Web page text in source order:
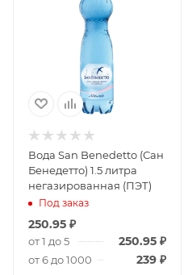
Вода San Benedetto (Сан
Бенедетто) 1.5 литра
негазированная (ПЭТ)
Под заказ
250.95 ₽
от 1 до 5 250.95₽
от 6 до 1000 239₽